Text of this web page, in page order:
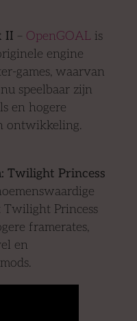
II – OpenGOAL is
engine
games, waarvan
speelbaar zijn
en hogere
ontwikkeling.
Twilight Princess
Twilight Princess
framerates,
en